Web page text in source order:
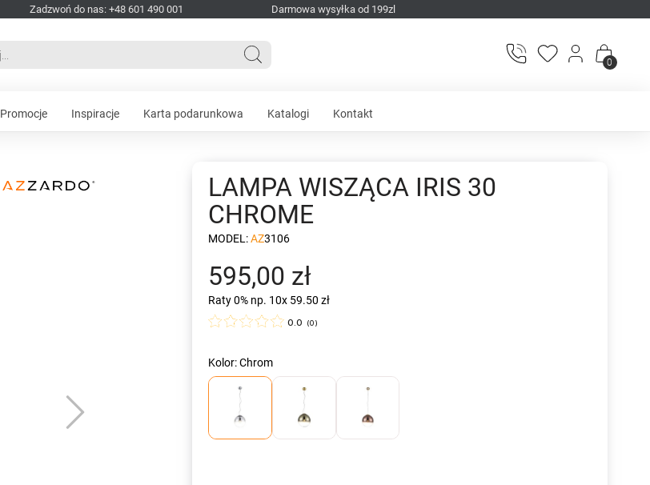
Zadzwoń do nas: +48 601 490 001 Darmowa wysyłka od 199zl
0
Promocje Inspiracje Karta podarunkowa Katalogi Kontakt
LAMPA WISZĄCA IRIS 30
CHROME
MODEL:AZ3106
595,00 zł
Raty 0% np. 10x 59.50 zł
0.0 (0)
Kolor: Chrom